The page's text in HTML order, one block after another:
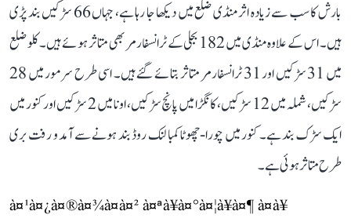
بارش کا سب سے زیادہ اثر منڈی ضلع میں دیکھا جا رہا ہے، جہاں 66 سڑکیں بند پڑی
ہیں۔ اس کے علاوہ منڈی میں 182 بجلی کے ٹرانسفارمر بھی متاثر ہوئے ہیں۔ کلو ضلع
میں 31 سڑکیں اور 31 ٹرانسفارمر متاثر بتائے گئے ہیں۔ اسی طرح سرمور میں 28
سڑکیں، شملہ میں 12 سڑکیں، کانگڑا میں پانچ سڑکیں، اونا میں 2 سڑکیں اور کنور میں
ایک سڑک بند ہے۔ کنور میں چورا-چھوٹا کمبا لنک روڈ بند ہونے سے آمد و رفت بری
طرح متاثر ہوئی ہے۔
à¤¹à¤¿à¤®à¤¾à¤à¤² à¤ªà¥à¤°à¤¦à¥à¤¶ à¤à¥